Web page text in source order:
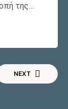
της
ασπίδα.
NEXT